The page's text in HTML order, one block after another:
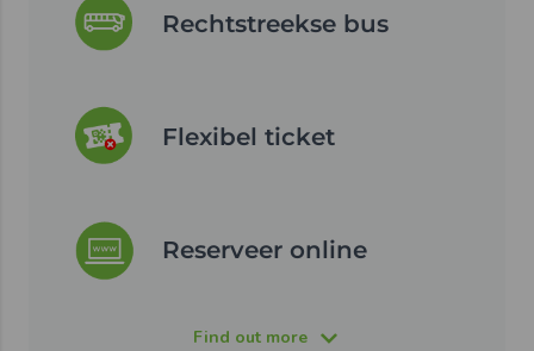
Rechtstreekse bus
Flexibel ticket
Reserveer online
Find out more